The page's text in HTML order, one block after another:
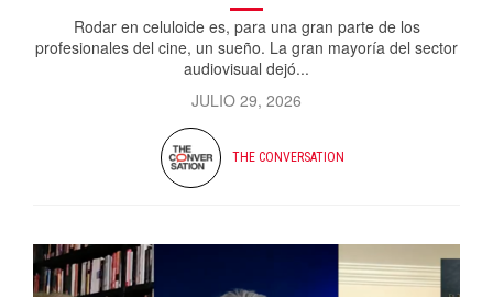
Rodar en celuloide es, para una gran parte de los
profesionales del cine, un sueño. La gran mayoría del sector
audiovisual dejó...
JULIO 29, 2026
THE CONVERSATION